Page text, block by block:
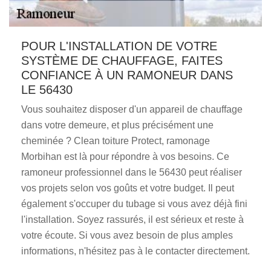
POUR L'INSTALLATION DE VOTRE
SYSTÈME DE CHAUFFAGE, FAITES
CONFIANCE À UN RAMONEUR DANS
LE 56430
Vous souhaitez disposer d'un appareil de chauffage
dans votre demeure, et plus précisément une
cheminée ? Clean toiture Protect, ramonage
Morbihan est là pour répondre à vos besoins. Ce
ramoneur professionnel dans le 56430 peut réaliser
vos projets selon vos goûts et votre budget. Il peut
également s'occuper du tubage si vous avez déjà fini
l'installation. Soyez rassurés, il est sérieux et reste à
votre écoute. Si vous avez besoin de plus amples
informations, n'hésitez pas à le contacter directement.